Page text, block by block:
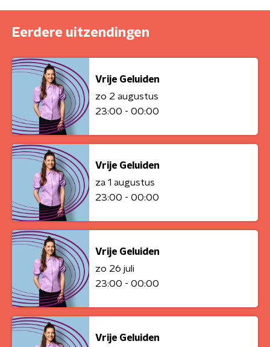
Eerdere uitzendingen
Vrije Geluiden
zo 2 augustus
23:00 - 00:00
Vrije Geluiden
za 1 augustus
23:00 - 00:00
Vrije Geluiden
zo 26 juli
23:00 - 00:00
Vrije Geluiden